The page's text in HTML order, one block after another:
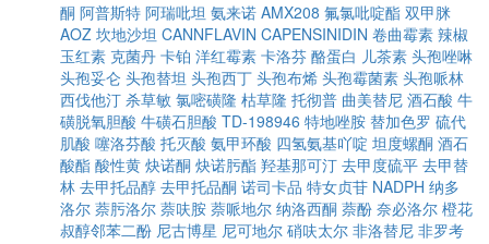
酮 阿普斯特 阿瑞吡坦 氨来诺 AMX208 氟氯吡啶酯 双甲脒
AOZ 坎地沙坦 CANNFLAVIN CAPENSINIDIN 卷曲霉素 辣椒
玉红素 克菌丹 卡铂 洋红霉素 卡洛芬 酪蛋白 儿茶素 头孢唑啉
头孢妥仑 头孢替坦 头孢西丁 头孢布烯 头孢霉菌素 头孢哌林
西伐他汀 杀草敏 氯嘧磺隆 枯草隆 托彻普 曲美替尼 酒石酸 牛
磺脱氧胆酸 牛磺石胆酸 TD-198946 特地唑胺 替加色罗 硫代
肌酸 噻洛芬酸 托灭酸 氨甲环酸 四氢氨基吖啶 坦度螺酮 酒石
酸酯 酸性黄 炔诺酮 炔诺肟酯 羟基那可汀 去甲度硫平 去甲替
林 去甲托品醇 去甲托品酮 诺司卡品 特女贞苷 NADPH 纳多
洛尔 萘肟洛尔 萘呋胺 萘哌地尔 纳洛西酮 萘酚 奈必洛尔 橙花
叔醇邻苯二酚 尼古博星 尼可地尔 硝呋太尔 非洛替尼 非罗考